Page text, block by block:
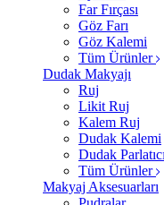
Far Fırçası
Göz Farı
Göz Kalemi
Tüm Ürünler
Dudak Makyajı
Ruj
Likit Ruj
Kalem Ruj
Dudak Kalemi
Dudak
Tüm Ürünler
Makyaj Aksesuarları